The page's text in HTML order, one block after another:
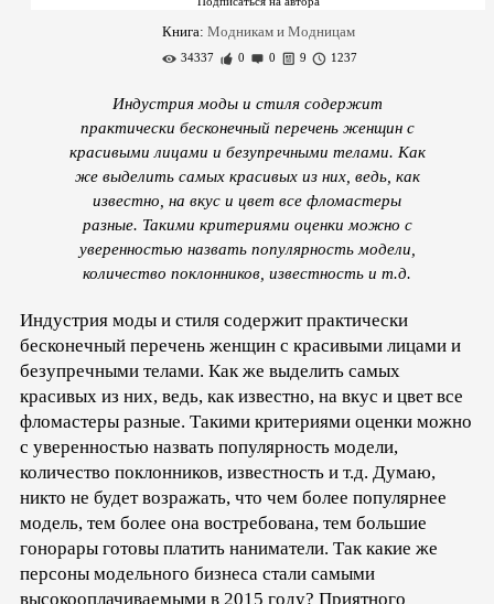
Книга: Модникам и Модницам
34337 0 0 9 1237
Индустрия моды и стиля содержит
практически бесконечный перечень женщин с
красивыми лицами и безупречными телами. Как
же выделить самых красивых из них, ведь, как
известно, на вкус и цвет все фломастеры
разные. Такими критериями оценки можно с
уверенностью назвать популярность модели,
количество поклонников, известность и т.д.
Индустрия моды и стиля содержит практически
бесконечный перечень женщин с красивыми лицами и
безупречными телами. Как же выделить самых
красивых из них, ведь, как известно, на вкус и цвет все
фломастеры разные. Такими критериями оценки можно
с уверенностью назвать популярность модели,
количество поклонников, известность и т.д. Думаю,
никто не будет возражать, что чем более популярнее
модель, тем более она востребована, тем большие
гонорары готовы платить наниматели. Так какие же
персоны модельного бизнеса стали самыми
высокооплачиваемыми в 2015 году? Приятного